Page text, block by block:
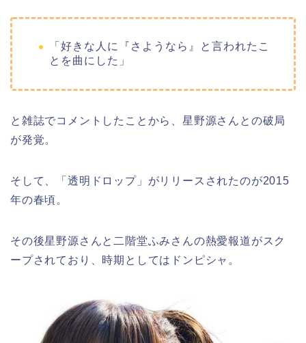
「好きな人に『さようなら』と言われたこ
とを曲にした」
と雑誌でコメントしたことから、星野源さんとの破局
が発覚。
そして、「透明ドロップ」がリリースされたのが2015
年の春頃。
その後星野源さんと二階堂ふみさんの熱愛報道がスク
ープされており、時期としてはドンピシャ。